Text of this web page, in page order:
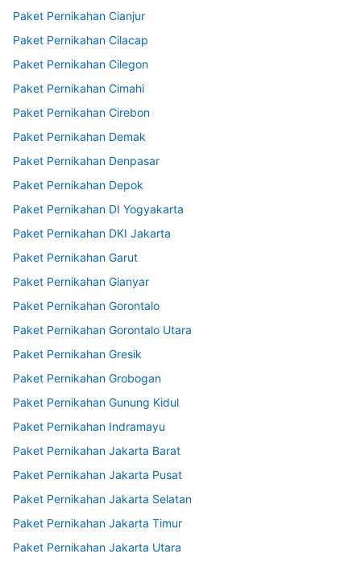
Paket Pernikahan Cianjur
Paket Pernikahan Cilacap
Paket Pernikahan Cilegon
Paket Pernikahan Cimahi
Paket Pernikahan Cirebon
Paket Pernikahan Demak
Paket Pernikahan Denpasar
Paket Pernikahan Depok
Paket Pernikahan DI Yogyakarta
Paket Pernikahan DKI Jakarta
Paket Pernikahan Garut
Paket Pernikahan Gianyar
Paket Pernikahan Gorontalo
Paket Pernikahan Gorontalo Utara
Paket Pernikahan Gresik
Paket Pernikahan Grobogan
Paket Pernikahan Gunung Kidul
Paket Pernikahan Indramayu
Paket Pernikahan Jakarta Barat
Paket Pernikahan Jakarta Pusat
Paket Pernikahan Jakarta Selatan
Paket Pernikahan Jakarta Timur
Paket Pernikahan Jakarta Utara